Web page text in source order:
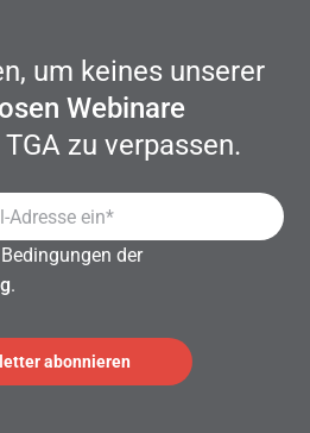
um keines unserer
Webinare
zu verpassen.
der
.